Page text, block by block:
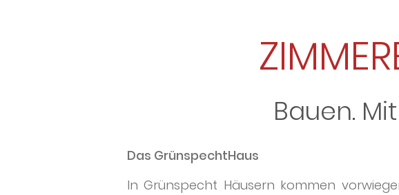
Bauen.
Das GrünspechtHaus
In Grünspecht Häusern kommen